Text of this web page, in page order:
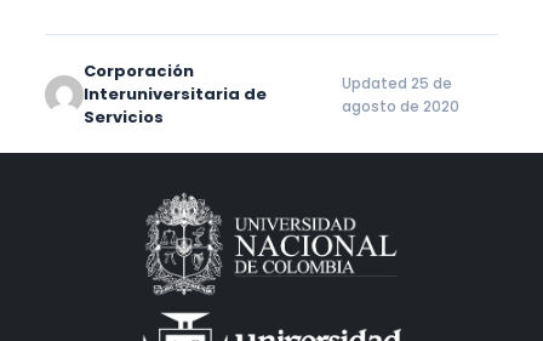
Corporación
Interuniversitaria de
Servicios
Updated 25 de
agosto de 2020